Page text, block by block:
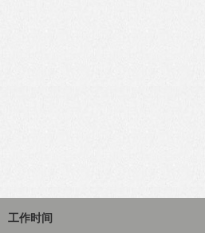
工作时间